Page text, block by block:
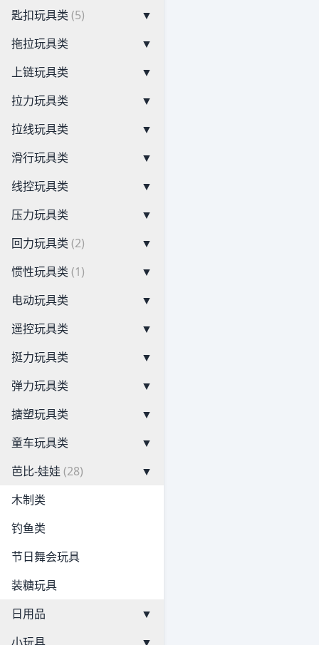
匙扣玩具类 (5)
▼
拖拉玩具类
▼
上链玩具类
▼
拉力玩具类
▼
拉线玩具类
▼
滑行玩具类
▼
线控玩具类
▼
压力玩具类
▼
回力玩具类 (2)
▼
惯性玩具类 (1)
▼
电动玩具类
▼
遥控玩具类
▼
挺力玩具类
▼
弹力玩具类
▼
搪塑玩具类
▼
童车玩具类
▼
芭比-娃娃 (28)
▼
木制类
钓鱼类
节日舞会玩具
装糖玩具
日用品
▼